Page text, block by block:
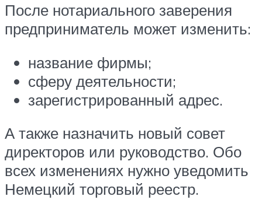
После нотариального заверения
предприниматель может изменить:
название фирмы;
сферу деятельности;
зарегистрированный адрес.
А также назначить новый совет
директоров или руководство. Обо
всех изменениях нужно уведомить
Немецкий торговый реестр.